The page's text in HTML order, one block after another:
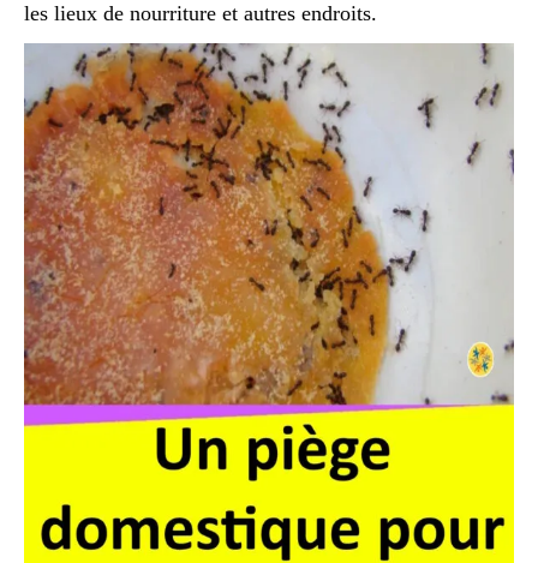
les lieux de nourriture et autres endroits.